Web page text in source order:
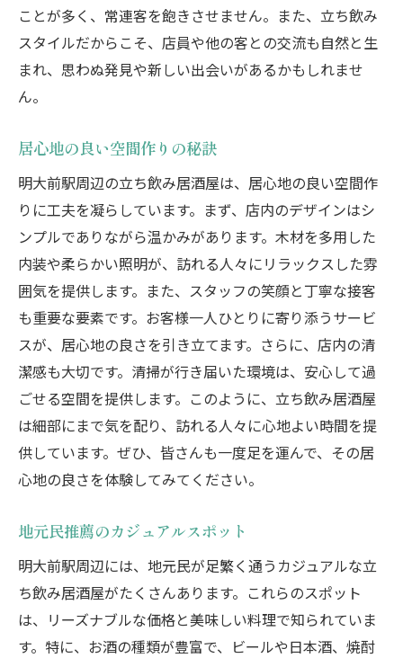
ことが多く、常連客を飽きさせません。また、立ち飲み
スタイルだからこそ、店員や他の客との交流も自然と生
まれ、思わぬ発見や新しい出会いがあるかもしれませ
ん。
居心地の良い空間作りの秘訣
明大前駅周辺の立ち飲み居酒屋は、居心地の良い空間作
りに工夫を凝らしています。まず、店内のデザインはシ
ンプルでありながら温かみがあります。木材を多用した
内装や柔らかい照明が、訪れる人々にリラックスした雰
囲気を提供します。また、スタッフの笑顔と丁寧な接客
も重要な要素です。お客様一人ひとりに寄り添うサービ
スが、居心地の良さを引き立てます。さらに、店内の清
潔感も大切です。清掃が行き届いた環境は、安心して過
ごせる空間を提供します。このように、立ち飲み居酒屋
は細部にまで気を配り、訪れる人々に心地よい時間を提
供しています。ぜひ、皆さんも一度足を運んで、その居
心地の良さを体験してみてください。
地元民推薦のカジュアルスポット
明大前駅周辺には、地元民が足繁く通うカジュアルな立
ち飲み居酒屋がたくさんあります。これらのスポット
は、リーズナブルな価格と美味しい料理で知られていま
す。特に、お酒の種類が豊富で、ビールや日本酒、焼酎